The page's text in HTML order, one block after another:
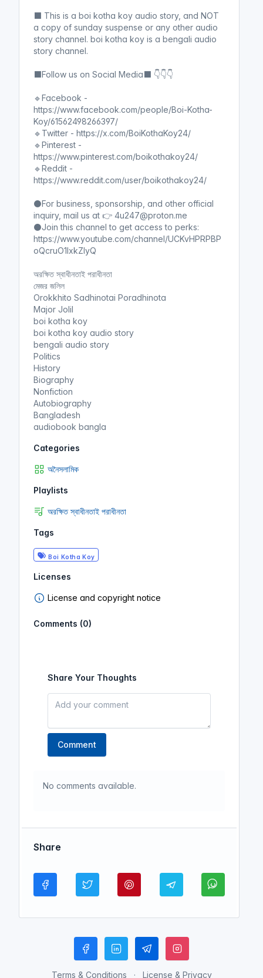
⬛ This is a boi kotha koy audio story, and NOT
a copy of sunday suspense or any other audio
story channel. boi kotha koy is a bengali audio
story channel.
⬛Follow us on Social Media⬛ 👇👇👇
🔹Facebook -
https://www.facebook.com/people/Boi-Kotha-
Koy/61562498266397/
🔹Twitter - https://x.com/BoiKothaKoy24/
🔹Pinterest -
https://www.pinterest.com/boikothakoy24/
🔹Reddit -
https://www.reddit.com/user/boikothakoy24/
⚫For business, sponsorship, and other official
inquiry, mail us at 👉 4u247@proton.me
⚫Join this channel to get access to perks:
https://www.youtube.com/channel/UCKvHPRPBP
oQcruO1lxkZIyQ
অরক্ষিত স্বাধীনতাই পরাধীনতা
মেজর জলিল
Orokkhito Sadhinotai Poradhinota
Major Jolil
boi kotha koy
boi kotha koy audio story
bengali audio story
Politics
History
Biography
Nonfiction
Autobiography
Bangladesh
audiobook bangla
Categories
অনৈসলামিক
Playlists
অরক্ষিত স্বাধীনতাই পরাধীনতা
Tags
Boi Kotha Koy
Licenses
License and copyright notice
Comments (0)
Share Your Thoughts
Comment
No comments available.
Share
Terms & Conditions License & Privacy